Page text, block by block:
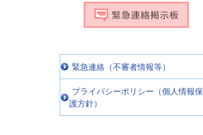
緊急連絡（不審者情報等）
プライバシーポリシー（個人情報保
護方針）